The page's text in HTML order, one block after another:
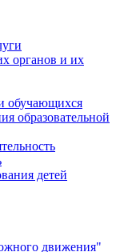
органов и их
обучающихся
образовательной
детей
движения"